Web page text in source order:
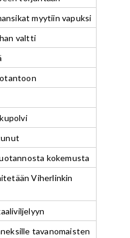
myytiin vapuksi
valtti
kokemusta
Viherlinkin
tavanomaisten